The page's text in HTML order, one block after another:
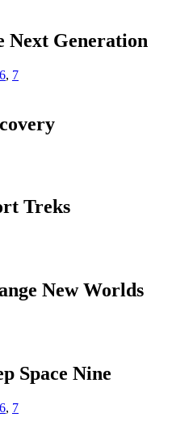
Next Generation
6, 7
Treks
New Worlds
Space Nine
6, 7